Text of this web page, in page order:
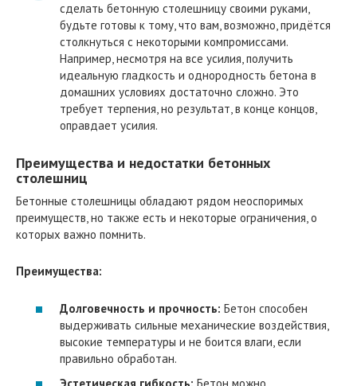
сделать бетонную столешницу своими руками,
будьте готовы к тому, что вам, возможно, придётся
столкнуться с некоторыми компромиссами.
Например, несмотря на все усилия, получить
идеальную гладкость и однородность бетона в
домашних условиях достаточно сложно. Это
требует терпения, но результат, в конце концов,
оправдает усилия.
Преимущества и недостатки бетонных
столешниц
Бетонные столешницы обладают рядом неоспоримых
преимуществ, но также есть и некоторые ограничения, о
которых важно помнить.
Преимущества:
Долговечность и прочность: Бетон способен
выдерживать сильные механические воздействия,
высокие температуры и не боится влаги, если
правильно обработан.